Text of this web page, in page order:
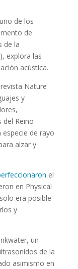
de los
de
de la
explora las
acústica.
Nature
y
del Reino
de rayo
alzar y
el
en Physical
era posible
y
un
de la
asimismo en